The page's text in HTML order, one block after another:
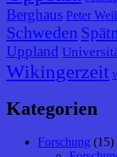
Berghaus Peter
Schweden
Uppland
Wikingerzeit
Kategorien
Forschung (15)